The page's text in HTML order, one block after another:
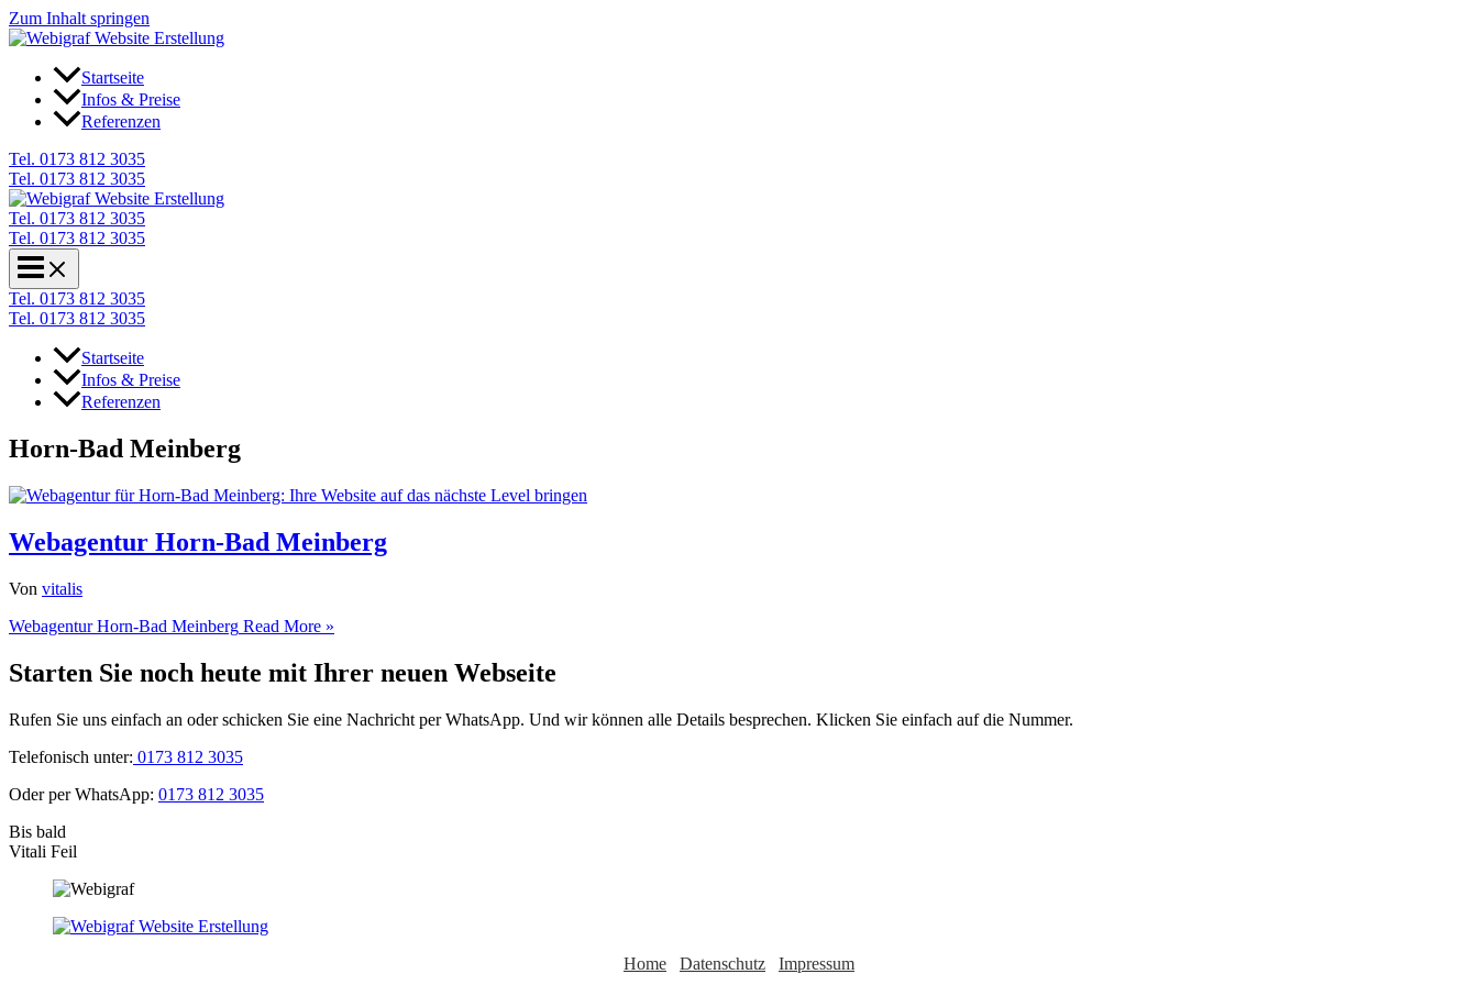
Zum Inhalt springen
Startseite
Infos & Preise
Referenzen
Tel. 0173 812 3035
Tel. 0173 812 3035
Tel. 0173 812 3035
Tel. 0173 812 3035
Tel. 0173 812 3035
Tel. 0173 812 3035
Startseite
Infos & Preise
Referenzen
Horn-Bad Meinberg
Webagentur Horn-Bad Meinberg
Von vitalis
Webagentur Horn-Bad Meinberg Read More »
Starten Sie noch heute mit Ihrer neuen Webseite
Rufen Sie uns einfach an oder schicken Sie eine Nachricht per WhatsApp. Und wir können alle Details besprechen. Klicken Sie einfach auf die Nummer.
Telefonisch unter: 0173 812 3035
Oder per WhatsApp: 0173 812 3035
Bis bald
Vitali Feil
Home Datenschutz Impressum